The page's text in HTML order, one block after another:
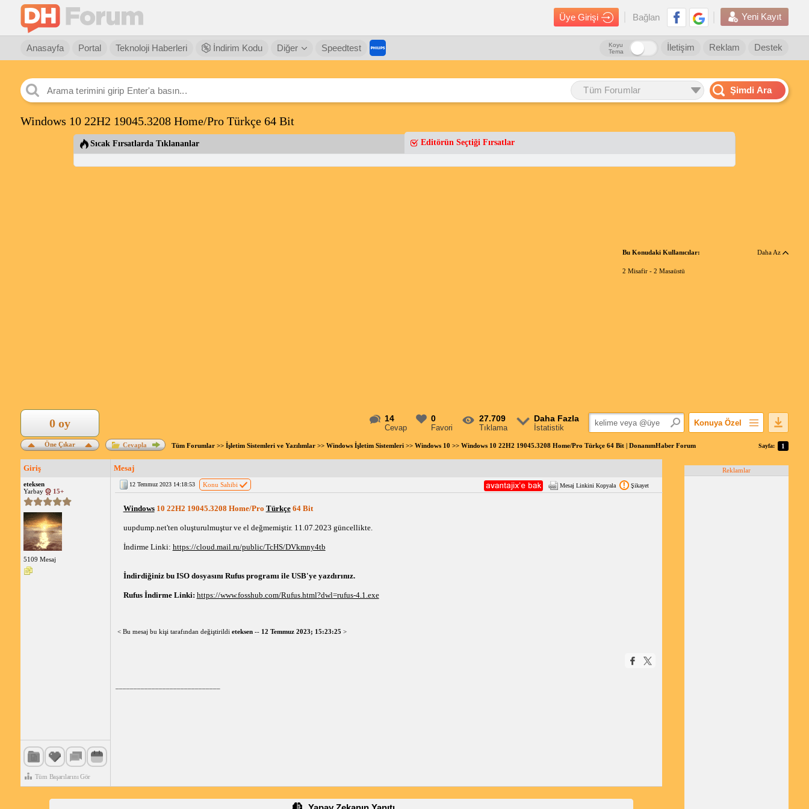
Üye Girişi Bağlan Yeni Kayıt
Anasayfa Portal Teknoloji Haberleri İndirim Kodu Diğer Speedtest Destek
Reklam
İletişim
Koyu
Tema
Tüm Forumlar Şimdi Ara
Windows 10 22H2 19045.3208 Home/Pro Türkçe 64 Bit
Sıcak Fırsatlarda Tıklananlar Editörün Seçtiği Fırsatlar
Bu Konudaki Kullanıcılar: Daha Az
2 Misafir - 2 Masaüstü
14
Cevap
0
Favori
27.709
Tıklama
Daha Fazla
İstatistik
Konuya Özel
Popüler Mesajlar
Öne Çıkar
0 oy
Cevapla Tüm Forumlar>> İşletim Sistemleri ve Yazılımlar>> Windows İşletim Sistemleri>> Windows 10 >> Windows 10 22H2 19045.3208 Home/Pro Türkçe 64 Bit | DonanımHaber Forum Sayfa: 1
Giriş Mesaj
eteksen
Yarbay
15+
5109 Mesaj
Tüm Başarılarını Gör
12 Temmuz 2023 14:18:53 Konu Sahibi Mesaj Linkini Kopyala Şikayet
Windows 10 22H2 19045.3208 Home/Pro Türkçe 64 Bit
uupdump.net'ten oluşturulmuştur ve el değmemiştir. 11.07.2023 güncellikte.
İndirme Linki: https://cloud.mail.ru/public/TcHS/DVkmny4tb
İndirdiğiniz bu ISO dosyasını Rufus programı ile USB'ye yazdırınız.
Rufus İndirme Linki: https://www.fosshub.com/Rufus.html?dwl=rufus-4.1.exe
< Bu mesaj bu kişi tarafından değiştirildi eteksen-- 12 Temmuz 2023; 15:23:25 >
Reklamlar